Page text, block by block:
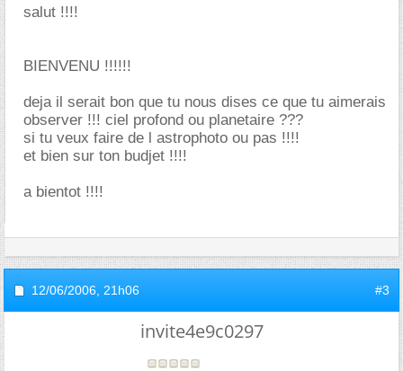
salut !!!!
BIENVENU !!!!!!
deja il serait bon que tu nous dises ce que tu aimerais
observer !!! ciel profond ou planetaire ???
si tu veux faire de l astrophoto ou pas !!!!
et bien sur ton budjet !!!!
a bientot !!!!
12/06/2006, 21h06 #3
invite4e9c0297